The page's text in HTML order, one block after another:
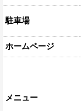
駐車場
ホームページ
メニュー